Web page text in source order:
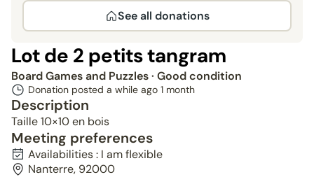
See all donations
Lot de 2 petits tangram
Board Games and Puzzles· Good condition
Donation posted a while ago 1 month
Description
Taille 10×10 en bois
Meeting preferences
Availabilities : I am flexible
Nanterre, 92000